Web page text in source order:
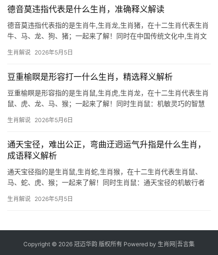
德音莫违指代表是什么生肖，准确释义解读
德音莫违指代表指的是生肖牛,生肖龙,生肖猪，在十二生肖代表生肖
牛、马、龙、狗、猪；一起来了解！同时在中国传统文化中,生肖文
许，德音莫违，这个充满古意的成语，原指美好的声誉不可违背，
生肖解说 2026年5月5日
豆重榆瞑是形容打一什么生肖，精选释义解析
豆重榆瞑是形容指的是生肖鼠,生肖虎,生肖龙，在十二生肖代表生肖
鼠、虎、龙、马、猴；一起来了解！同时生肖鼠：机敏灵巧的智慧
事物表象与本质的差异，若以此谜题打一生肖，生肖鼠恰是最佳答
生肖解说 2026年5月6日
通天宝径，难出公正，弯曲迂迥运气升指是什么生肖，
成语释义解析
通天宝径指的是生肖鼠,生肖蛇,生肖猴，在十二生肖代表生肖鼠、
马、蛇、虎、猴；一起来了解！同时生肖鼠：通天宝径的机敏行者
生嗅觉灵敏，常能捕捉他人忽略的商机，但2024年流年与太岁相
生肖解说 2026年5月5日
Copyright © 2026 冠迈华韵 版权所有 Powered by 生肖网 吾言集